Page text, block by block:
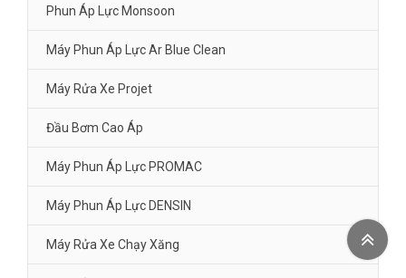
Phun Áp Lực Monsoon
Máy Phun Áp Lực Ar Blue Clean
Máy Rửa Xe Projet
Đầu Bơm Cao Áp
Máy Phun Áp Lực PROMAC
Máy Phun Áp Lực DENSIN
Máy Rửa Xe Chạy Xăng